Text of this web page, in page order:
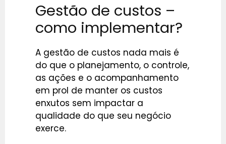
Gestão de custos –
como implementar?
A gestão de custos nada mais é
do que o planejamento, o controle,
as ações e o acompanhamento
em prol de manter os custos
enxutos sem impactar a
qualidade do que seu negócio
exerce.